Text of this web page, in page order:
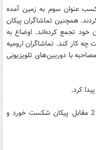
کسب عنوان سوم به زمین آمده
همچنین تماشاگران پیکان
خود تجمع کرده‌اند. اوضاع به
کار کند. تماشاگران ارومیه
با دوربین‌های تلویزیونی
کرد.
تیم والیبال شهرداری ارومیه با نتیجه 3 بر 2 مقابل پیکان شکست خورد و